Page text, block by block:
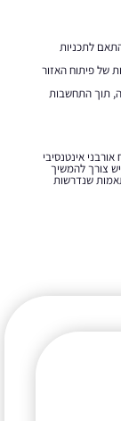
לתכניות
של פיתוח האזור
תוך התחשבות
אינטנסיבי
צורך להמשיך
שנדרשות